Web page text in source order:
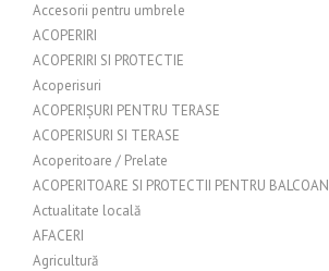
Accesorii pentru umbrele
ACOPERIRI
ACOPERIRI SI PROTECTIE
Acoperisuri
ACOPERIȘURI PENTRU TERASE
ACOPERISURI SI TERASE
Acoperitoare / Prelate
ACOPERITOARE SI PROTECTII PENTRU BALCOAN
Actualitate locală
AFACERI
Agricultură